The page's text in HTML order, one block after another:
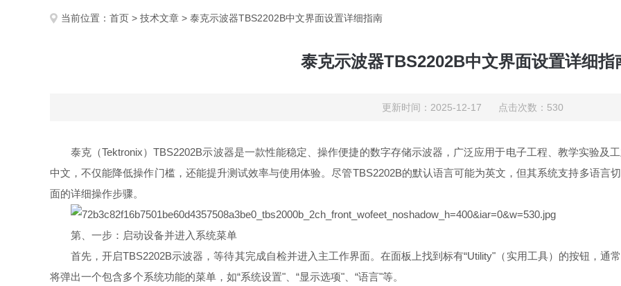
当前位置： 首页 > 技术文章 > 泰克示波器TBS2202B中文界面设置详细指南
泰克示波器TBS2202B中文界面设置详细指
更新时间：2025-12-17 点击次数：530
泰克（Tektronix）TBS2202B示波器是一款性能稳定、操作便捷的数字存储示波器，广泛应用于电子工程、教学实验及
中文，不仅能降低操作门槛，还能提升测试效率与使用体验。尽管TBS2202B的默认语言可能为英文，但其系统支持多语言
面的详细操作步骤。
第、一步：启动设备并进入系统菜单
首先，开启TBS2202B示波器，等待其完成自检并进入主工作界面。在面板上找到标有“Utility"（实用工具）的按钮，通
将弹出一个包含多个系统功能的菜单，如“系统设置"、“显示选项"、“语言"等。